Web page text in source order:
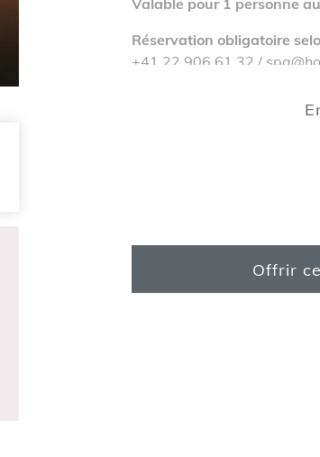
Valable pour 1 personne
Réservation obligatoire
+41 22 906 61 32 /
Offrir